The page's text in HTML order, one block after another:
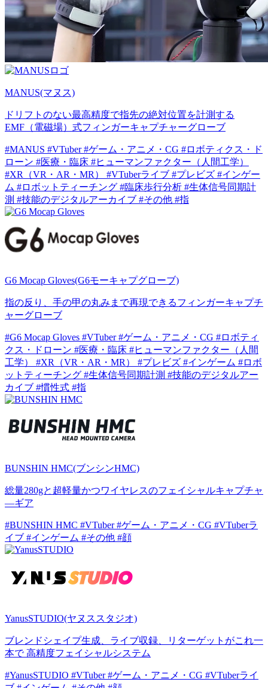
MANUS(マヌス)
ドリフトのない最高精度で指先の絶対位置を計測する
EMF（電磁場）式フィンガーキャプチャーグローブ
#MANUS #VTuber #ゲーム・アニメ・CG #ロボティクス・ド
ローン #医療・臨床 #ヒューマンファクター（人間工学）
#XR（VR・AR・MR）
#VTuberライブ #プレビズ #インゲー
ム #ロボットティーチング #臨床歩行分析 #生体信号同期計
測 #技能のデジタルアーカイブ #その他 #指
G6 Mocap Gloves(G6モーキャプグローブ)
指の反り、手の甲の丸みまで再現できるフィンガーキャプチ
ャーグローブ
#G6 Mocap Gloves #VTuber #ゲーム・アニメ・CG #ロボティ
クス・ドローン #医療・臨床 #ヒューマンファクター（人間
工学）
#XR（VR・AR・MR） #プレビズ #インゲーム #ロボ
ットティーチング #生体信号同期計測 #技能のデジタルアー
カイブ #慣性式 #指
BUNSHIN HMC(ブンシンHMC)
総量280gと超軽量かつワイヤレスのフェイシャルキャプチャ
―ギア
#BUNSHIN HMC #VTuber #ゲーム・アニメ・CG #VTuberラ
イブ #インゲーム #その他 #顔
YanusSTUDIO(ヤヌススタジオ)
ブレンドシェイプ生成、ライブ収録、リターゲットがこれ一
本で 高精度フェイシャルシステム
#YanusSTUDIO #VTuber #ゲーム・アニメ・CG #VTuberライ